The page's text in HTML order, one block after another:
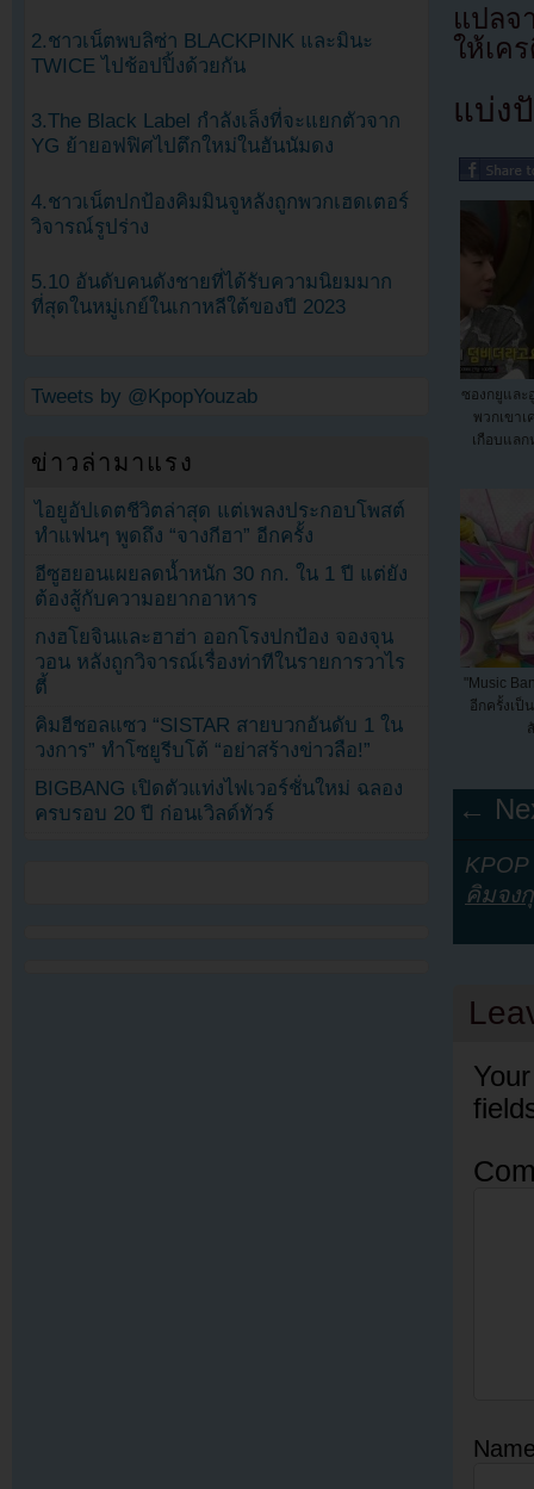
แปล
ให้เค
แบ่ง
ซองกยูและ
พวกเขาเ
เกือบแล
"Music
อีกครั้งเป็
←
คิมจง
2.ชาวเน็ตพบลิซ่า BLACKPINK และมินะ
TWICE ไปช้อปปิ้งด้วยกัน
3.The Black Label กำลังเล็งที่จะแยกตัวจาก
YG ย้ายอฟฟิศไปตึกใหม่ในฮันนัมดง
4.ชาวเน็ตปกป้องคิมมินจูหลังถูกพวกเฮดเตอร์
วิจารณ์รูปร่าง
5.10 อันดับคนดังชายที่ได้รับความนิยมมาก
ที่สุดในหมู่เกย์ในเกาหลีใต้ของปี 2023
Tweets by @KpopYouzab
ข่าวล่ามาแรง
ไอยูอัปเดตชีวิตล่าสุด แต่เพลงประกอบโพสต์
ทำแฟนๆ พูดถึง “จางกีฮา” อีกครั้ง
อีซูฮยอนเผยลดน้ำหนัก 30 กก. ใน 1 ปี แต่ยัง
ต้องสู้กับความอยากอาหาร
กงฮโยจินและฮาฮ่า ออกโรงปกป้อง จองจุน
วอน หลังถูกวิจารณ์เรื่องท่าทีในรายการวาไร
ตี้
คิมฮีชอลแซว “SISTAR สายบวกอันดับ 1 ใน
วงการ” ทำโซยูรีบโต้ “อย่าสร้างข่าวลือ!”
BIGBANG เปิดตัวแท่งไฟเวอร์ชั่นใหม่ ฉลอง
ครบรอบ 20 ปี ก่อนเวิลด์ทัวร์